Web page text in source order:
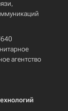
агентство